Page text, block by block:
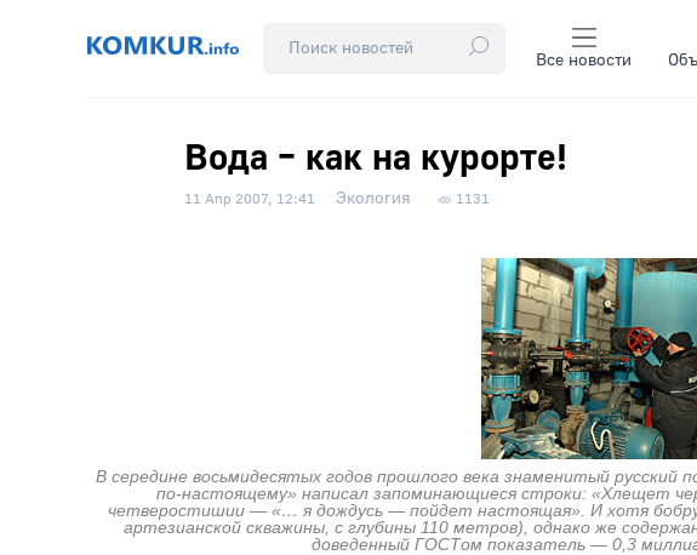
Все новости
Вода – как на курорте!
11 Апр 2007, 12:41 Экология 1131
В середине восьмидесятых годов прошлого века знаменитый русский
по-настоящему» написал запоминающиеся строки: «Хлещет
четверостишии — «… я дождусь — пойдет настоящая». И хотя
артезианской скважины, с глубины 110 метров), однако же
доведенный ГОСТом показатель — 0,3